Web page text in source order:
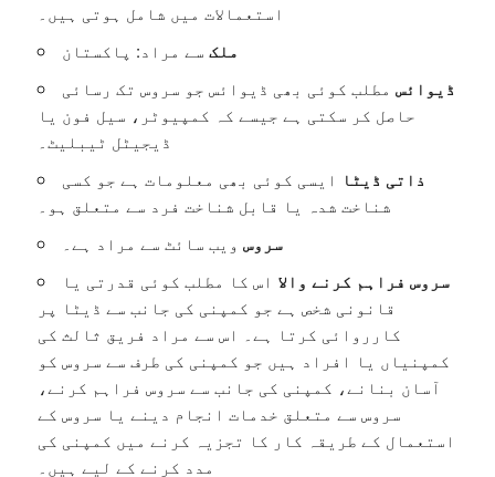
استعمالات میں شامل ہوتی ہیں۔
ملک سے مراد: پاکستان
ڈیوائس مطلب کوئی بھی ڈیوائس جو سروس تک رسائی
حاصل کر سکتی ہے جیسے کہ کمپیوٹر، سیل فون یا
ڈیجیٹل ٹیبلیٹ۔
ذاتی ڈیٹا ایسی کوئی بھی معلومات ہے جو کسی
شناخت شدہ یا قابل شناخت فرد سے متعلق ہو۔
سروس ویب سائٹ سے مراد ہے۔
سروس فراہم کرنے والا اس کا مطلب کوئی قدرتی یا
قانونی شخص ہے جو کمپنی کی جانب سے ڈیٹا پر
کارروائی کرتا ہے۔ اس سے مراد فریق ثالث کی
کمپنیاں یا افراد ہیں جو کمپنی کی طرف سے سروس کو
آسان بنانے، کمپنی کی جانب سے سروس فراہم کرنے،
سروس سے متعلق خدمات انجام دینے یا سروس کے
استعمال کے طریقہ کار کا تجزیہ کرنے میں کمپنی کی
مدد کرنے کے لیے ہیں۔